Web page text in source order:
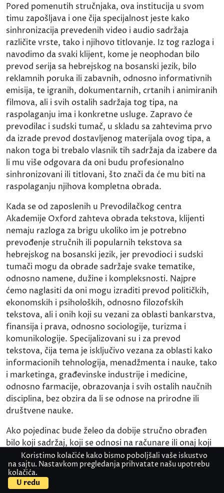
Pored pomenutih stručnjaka, ova institucija u svom
timu zapošljava i one čija specijalnost jeste kako
sinhronizacija prevedenih video i audio sadržaja
različite vrste, tako i njihovo titlovanje. Iz tog razloga i
navodimo da svaki klijent, kome je neophodan bilo
prevod serija sa hebrejskog na bosanski jezik, bilo
reklamnih poruka ili zabavnih, odnosno informativnih
emisija, te igranih, dokumentarnih, crtanih i animiranih
filmova, ali i svih ostalih sadržaja tog tipa, na
raspolaganju ima i konkretne usluge. Zapravo će
prevodilac i sudski tumač, u skladu sa zahtevima prvo
da izrade prevod dostavljenog materijala ovog tipa, a
nakon toga bi trebalo vlasnik tih sadržaja da izabere da
li mu više odgovara da oni budu profesionalno
sinhronizovani ili titlovani, što znači da će mu biti na
raspolaganju njihova kompletna obrada.
Kada se od zaposlenih u Prevodilačkog centra
Akademije Oxford zahteva obrada tekstova, klijenti
nemaju razloga za brigu ukoliko im je potrebno
prevođenje stručnih ili popularnih tekstova sa
hebrejskog na bosanski jezik, jer prevodioci i sudski
tumači mogu da obrade sadržaje svake tematike,
odnosno namene, dužine i kompleksnosti. Najpre
ćemo naglasiti da oni mogu izraditi prevod političkih,
ekonomskih i psiholoških, odnosno filozofskih
tekstova, ali i onih koji su vezani za oblasti bankarstva,
finansija i prava, odnosno sociologije, turizma i
komunikologije. Specijalizovani su i za prevod
tekstova, čija tema je isključivo vezana za oblasti kako
informacionih tehnologija, menadžmenta i nauke, tako
i marketinga, građevinske industrije i medicine,
odnosno farmacije, obrazovanja i svih ostalih naučnih
disciplina, bez obzira da li se odnose na prirodne ili
društvene nauke.
Ako pojedinac bude želeo da dobije stručno obrađen
bilo koji sadržaj, koji se odnosi na računare ili onaj koji
se na internetu može videti, trebalo bi da zna da
prevodilac i sudski tumač uz tu uslugu, mogu da izvrše
i optimizovanje u skladu sa pravilima SEO (Search
Engine Optimisation). Jednostavnije rečeno, mogu da
Kontaktirajte nas
Koristimo kolačiće kako bismo poboljšali vaše iskustvo
na sajtu. Nastavkom pregledanja prihvatate našu upotrebu
kolačića.
U redu